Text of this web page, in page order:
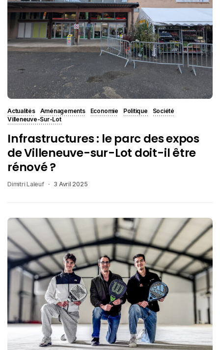
Actualités Aménagements Economie Politique
Société
Villeneuve-Sur-Lot
Infrastructures : le parc des expos
de Villeneuve-sur-Lot doit-il être
rénové ?
Dimitri Laleuf 3 Avril 2025